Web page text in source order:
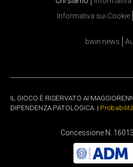
Informativa sui Cookie
bwin news
IL GIOCO È RISERVATO AI
DIPENDENZA PATOLOGICA. |
Concessione N.